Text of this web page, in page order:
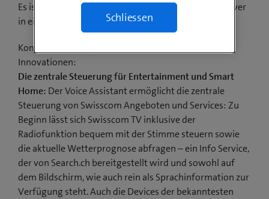
Es ist Set-Top-Box, Voice Assistant und Streaming Player
in einem."
Konkret bietet die neue Swisscom Box folgende
Innovationen:
Die zentrale Steuerung für Entertainment und Smart
Home: Der Voice Assistant ermöglicht die zentrale
Steuerung von Swisscom Angeboten und Services: Zu
Beginn lässt sich Swisscom TV inklusive der
Radiofunktion bequem mit der Stimme steuern sowie
die aktuelle Wetterprognose abfragen – ein Info Service,
der von Search.ch bereitgestellt wird und sowohl auf
dem Bildschirm, wie auch rein als Sprachinformation zur
Verfügung steht. Auch die Devices der bekanntesten
Schliessen